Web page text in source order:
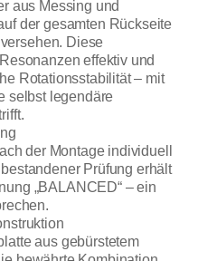
aus Messing und
der gesamten Rückseite
Diese
effektiv und
Rotationsstabilität – mit
selbst legendäre
der Montage individuell
Prüfung erhält
„BALANCED“ – ein
aus gebürstetem